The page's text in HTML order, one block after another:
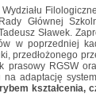
Głównej
Sławek.
w poprzedniej
przedłożonego
prasowy RGSW
adaptację
kształcenia,